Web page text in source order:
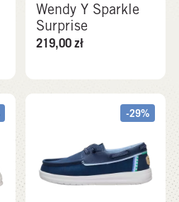
Wendy Y Sparkle
Surprise
219,00zł
-29%